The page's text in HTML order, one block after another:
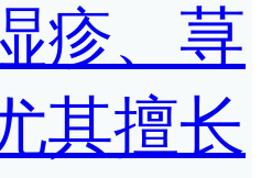
疹、荨
其擅长